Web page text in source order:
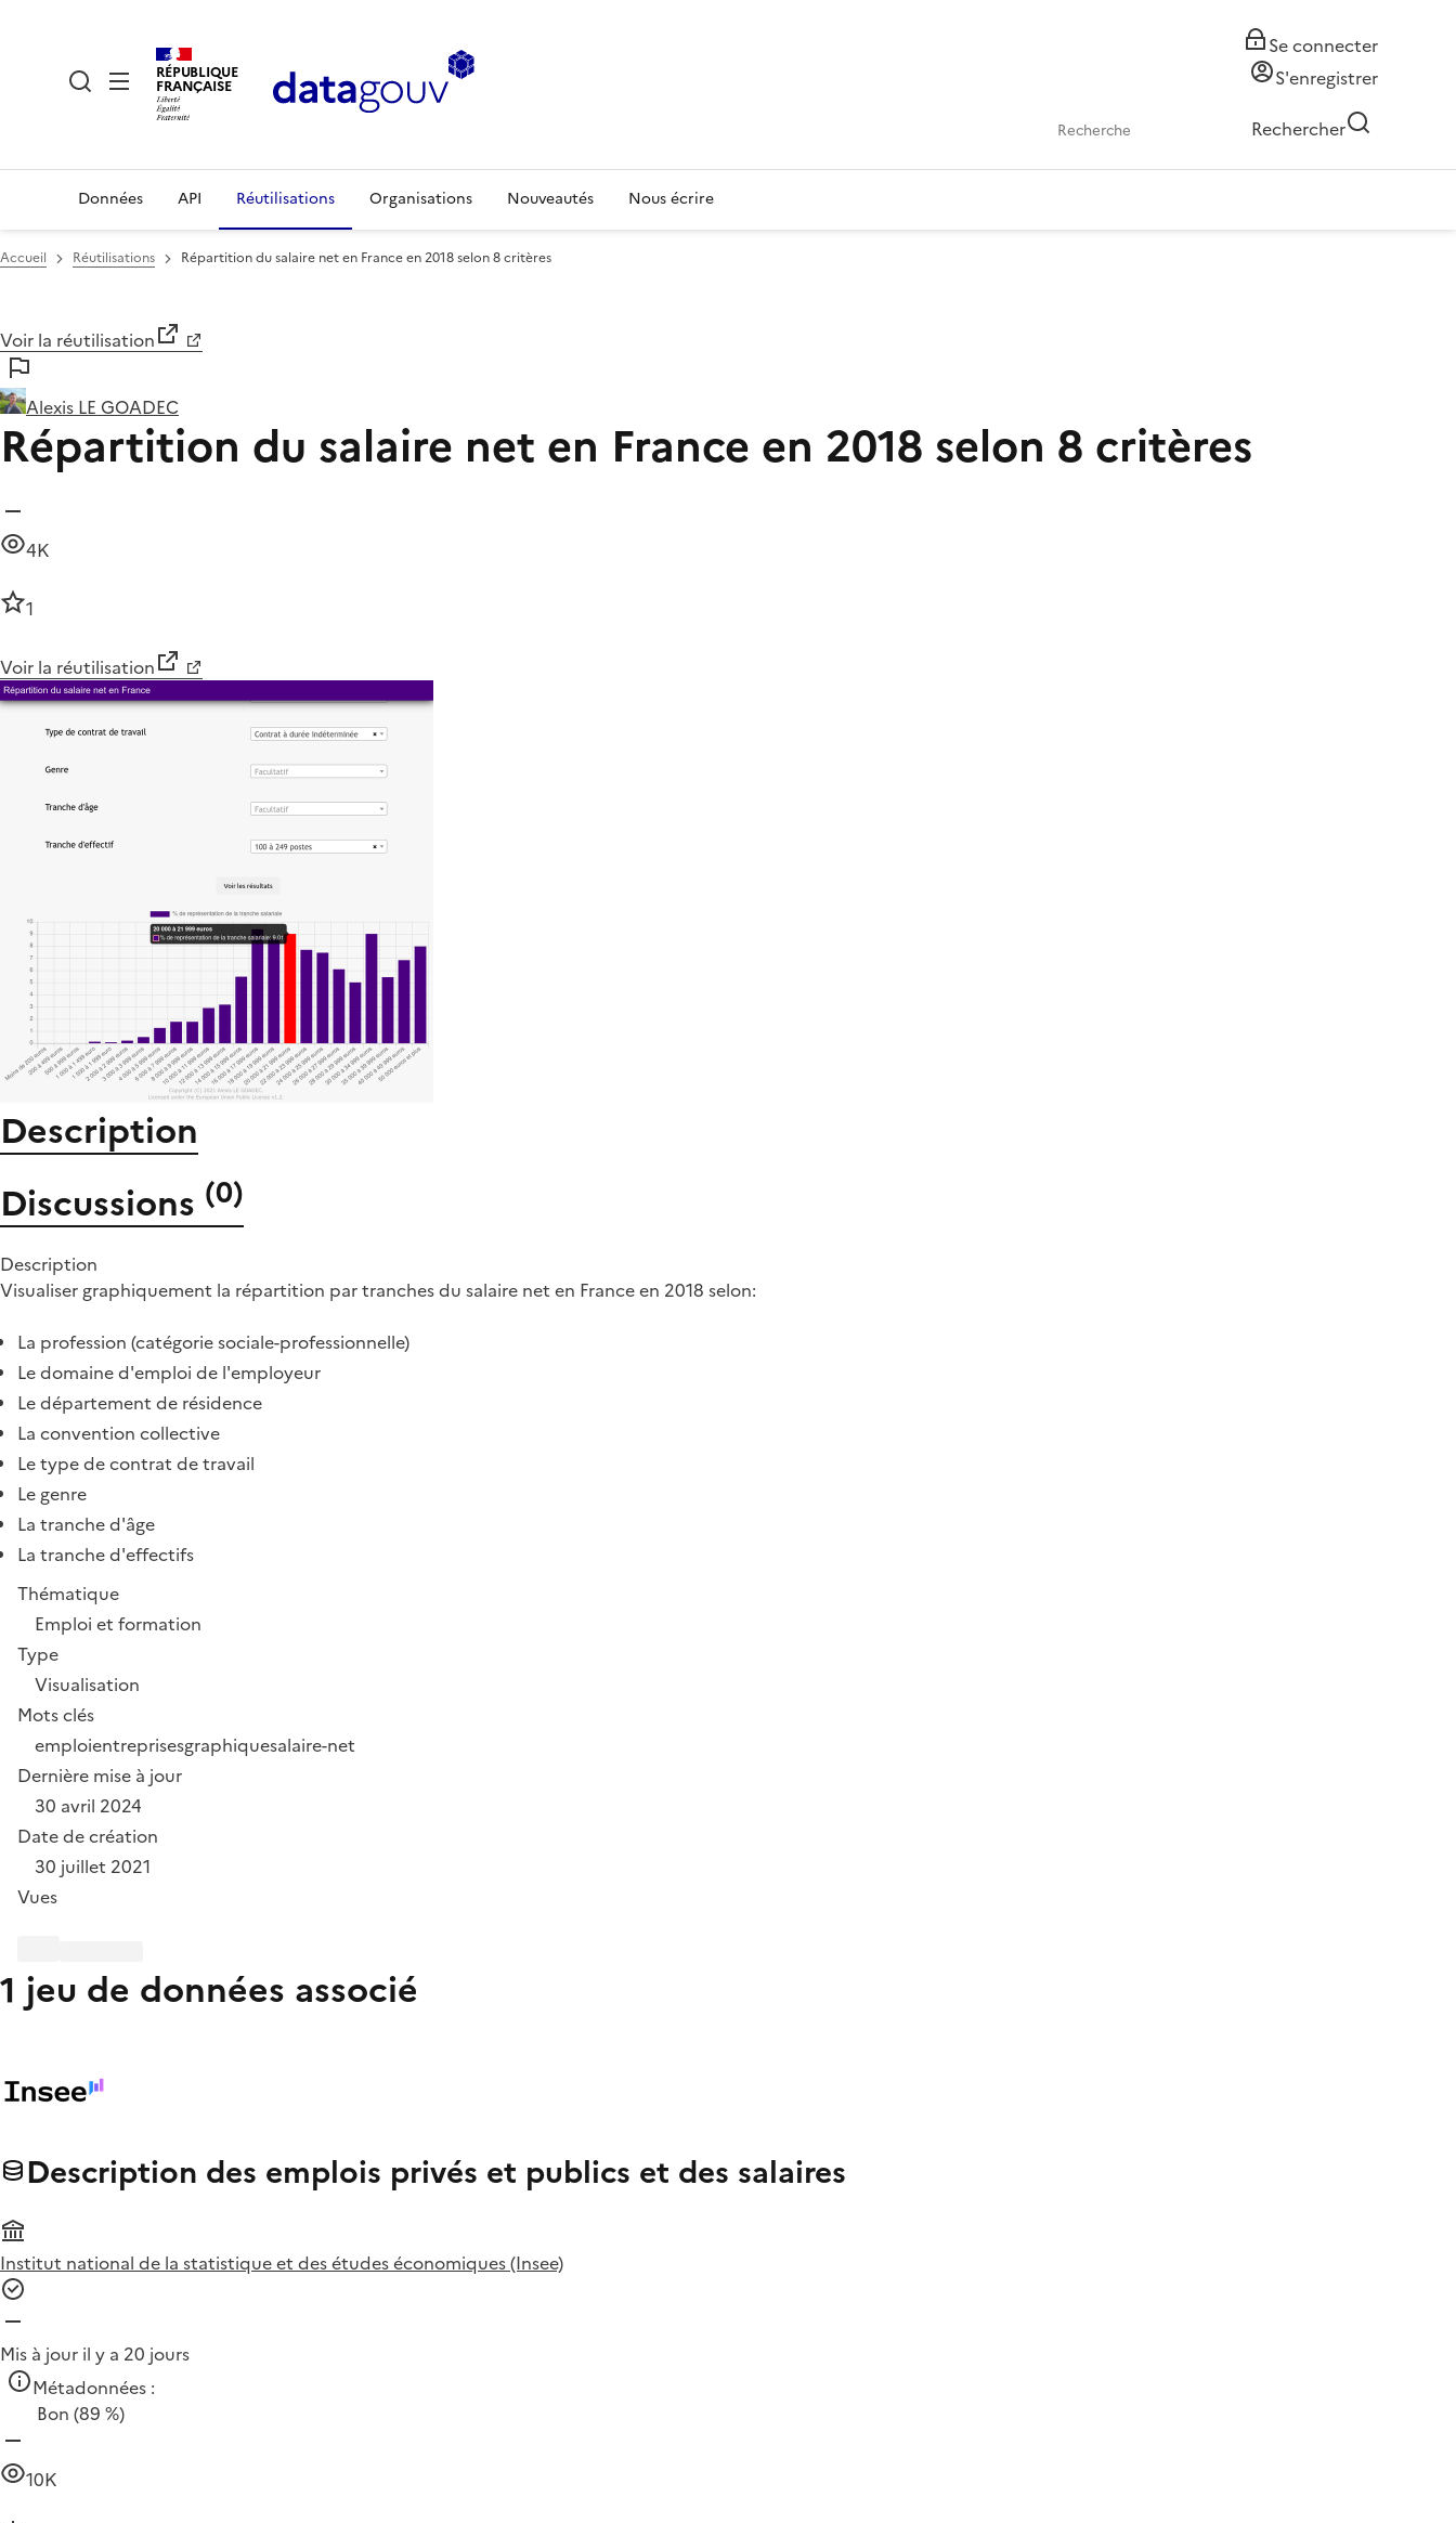
RÉPUBLIQUE
FRANÇAISE
Se connecter
S'enregistrer
Rechercher
Données API Réutilisations Organisations Nouveautés Nous écrire
Accueil Réutilisations Répartition du salaire net en France en 2018 selon 8 critères
Voir la réutilisation
Alexis LE GOADEC
Répartition du salaire net en France en 2018 selon 8 critères
4K
1
Voir la réutilisation
Description
Discussions (0)
Description
Visualiser graphiquement la répartition par tranches du salaire net en France en 2018 selon:
La profession (catégorie sociale-professionnelle)
Le domaine d'emploi de l'employeur
Le département de résidence
La convention collective
Le type de contrat de travail
Le genre
La tranche d'âge
La tranche d'effectifs
Thématique
Emploi et formation
Type
Visualisation
Mots clés
emploientreprisesgraphiquesalaire-net
Dernière mise à jour
30 avril 2024
Date de création
30 juillet 2021
Vues
1 jeu de données associé
Description des emplois privés et publics et des salaires
Institut national de la statistique et des études économiques (Insee)
Mis à jour il y a 20 jours
Métadonnées :
Bon (89 %)
10K